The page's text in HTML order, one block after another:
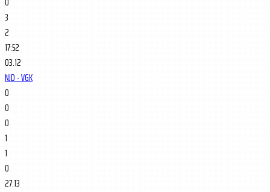
3
2
17:52
03.12
NJD - VGK
0
0
0
1
1
0
27:13